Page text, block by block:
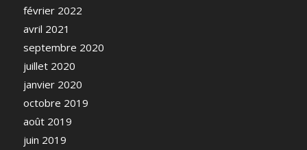
février 2022
avril 2021
septembre 2020
juillet 2020
janvier 2020
octobre 2019
août 2019
juin 2019